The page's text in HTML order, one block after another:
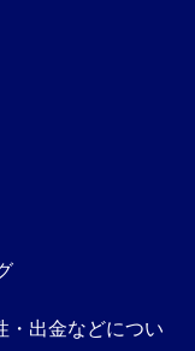
・出金などについ